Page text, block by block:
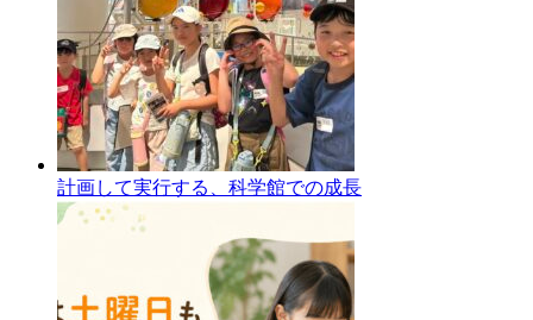
計画して実行する、科学館での成長